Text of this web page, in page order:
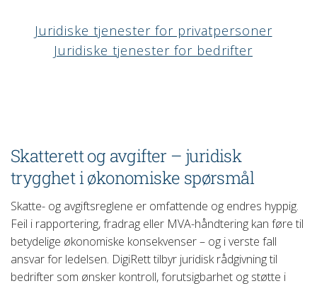
Juridiske tjenester for privatpersoner
Juridiske tjenester for bedrifter
Skatterett og avgifter – juridisk
trygghet i økonomiske spørsmål
Skatte- og avgiftsreglene er omfattende og endres hyppig.
Feil i rapportering, fradrag eller MVA-håndtering kan føre til
betydelige økonomiske konsekvenser – og i verste fall
ansvar for ledelsen. DigiRett tilbyr juridisk rådgivning til
bedrifter som ønsker kontroll, forutsigbarhet og støtte i